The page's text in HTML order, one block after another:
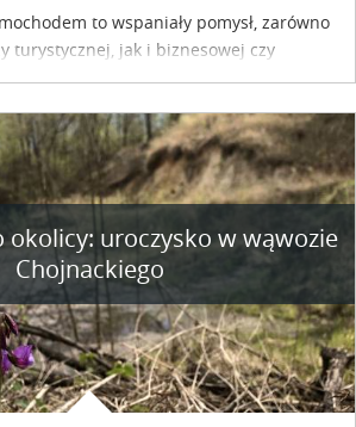
to wspaniały pomysł, zarówno
turystycznej, jak i biznesowej czy
tylko trzeba o wykupieniu winiety, co
z Hungary Vignette.
okolicy: uroczysko w wąwozie
Chojnackiego